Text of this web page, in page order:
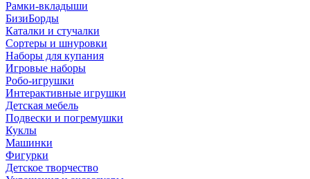
Рамки-вкладыши
БизиБорды
Каталки и стучалки
Сортеры и шнуровки
Наборы для купания
Игровые наборы
Робо-игрушки
Интерактивные игрушки
Детская мебель
Подвески и погремушки
Куклы
Машинки
Фигурки
Детское творчество